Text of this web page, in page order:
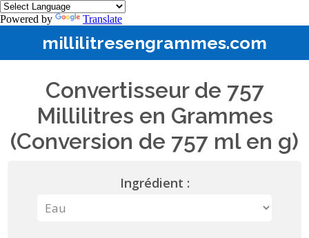
Powered by Translate
millilitresengrammes.com
Convertisseur de 757
Millilitres en Grammes
(Conversion de 757 ml en g)
Ingrédient :